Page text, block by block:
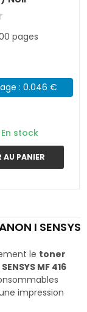
pages
: 0.046 €
En stock
AU PANIER
I SENSYS
le toner
MF 416
impression